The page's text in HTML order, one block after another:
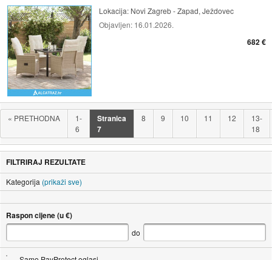
Lokacija: Novi Zagreb - Zapad, Ježdovec
Objavljen: 16.01.2026.
682 €
« PRETHODNA
1-
6
Stranica
7
8 9 10 11 12
13-
18
FILTRIRAJ REZULTATE
Kategorija (prikaži sve)
Raspon cijene (u €)
do